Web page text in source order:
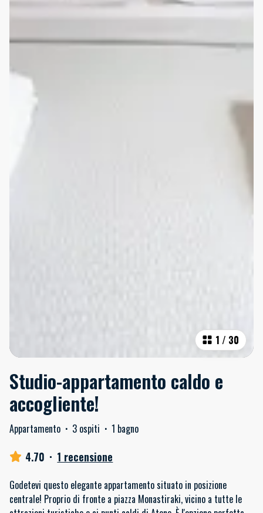
1 / 30
Studio-appartamento caldo e
accogliente!
Appartamento · 3 ospiti · 1 bagno
4.70 · 1 recensione
Godetevi questo elegante appartamento situato in posizione
centrale! Proprio di fronte a piazza Monastiraki, vicino a tutte le